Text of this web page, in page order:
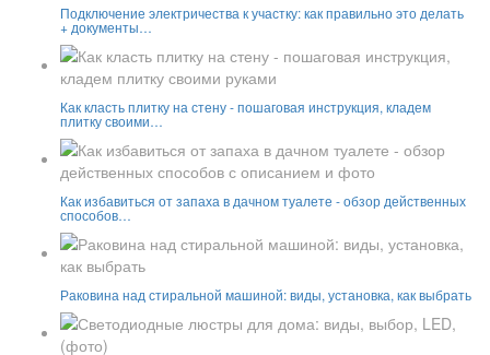
Подключение электричества к участку: как правильно это делать
+ документы…
Как класть плитку на стену - пошаговая инструкция, кладем
плитку своими…
Как избавиться от запаха в дачном туалете - обзор действенных
способов…
Раковина над стиральной машиной: виды, установка, как выбрать